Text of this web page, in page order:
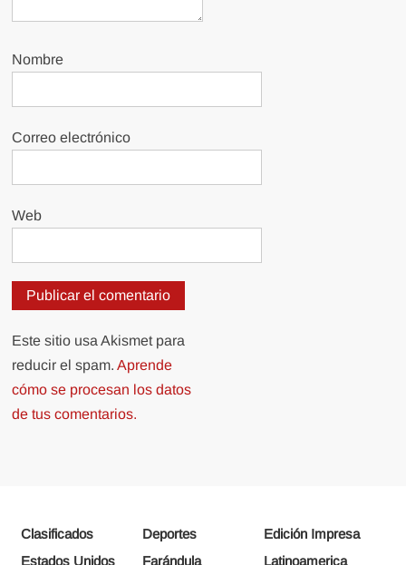
Nombre
Correo electrónico
Web
Este sitio usa Akismet para
reducir el spam.Aprende
cómo se procesan los datos
de tus comentarios.
Clasificados Deportes
Edición Impresa
Estados Unidos
Farándula Latinoamerica